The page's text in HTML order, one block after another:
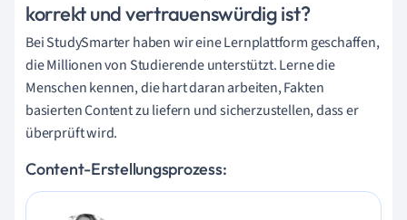
korrekt und vertrauenswürdig ist?
Bei StudySmarter haben wir eine Lernplattform geschaffen,
die Millionen von Studierende unterstützt. Lerne die
Menschen kennen, die hart daran arbeiten, Fakten
basierten Content zu liefern und sicherzustellen, dass er
überprüft wird.
Content-Erstellungsprozess: